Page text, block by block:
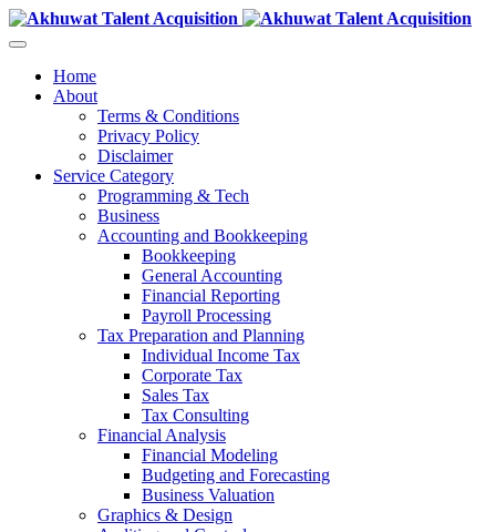
Home
About
Terms & Conditions
Privacy Policy
Disclaimer
Service Category
Programming & Tech
Business
Accounting and Bookkeeping
Bookkeeping
General Accounting
Financial Reporting
Payroll Processing
Tax Preparation and Planning
Individual Income Tax
Corporate Tax
Sales Tax
Tax Consulting
Financial Analysis
Financial Modeling
Budgeting and Forecasting
Business Valuation
Graphics & Design